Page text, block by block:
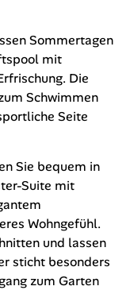
Sommertagen
mit
Die
Schwimmen
Seite
Sie bequem in
Suite mit
Wohngefühl.
und lassen
sticht besonders
zum Garten